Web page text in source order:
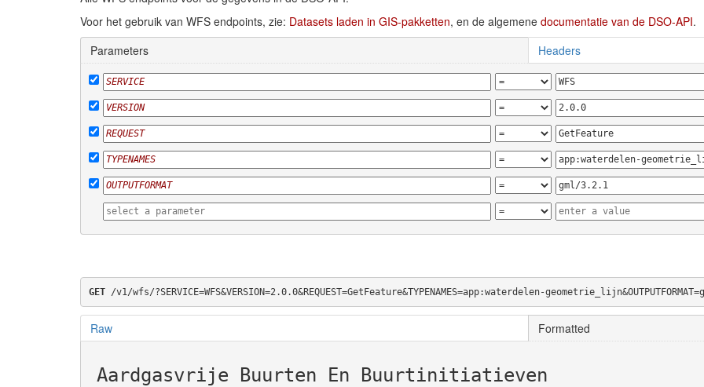
Voor het gebruik van WFS endpoints, zie: Datasets laden in GIS-pakketten, en de algemene documentatie van de DSO-API.
Parameters
Headers
GET /v1/wfs/?SERVICE=WFS&VERSION=2.0.0&REQUEST=GetFeature&TYPENAMES=app:waterdelen-
Raw Formatted
Aardgasvrije Buurten En Buurtinitiatieven